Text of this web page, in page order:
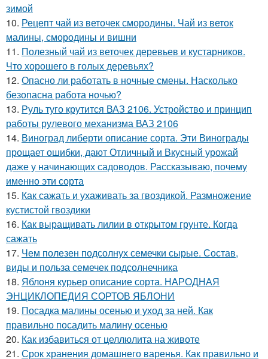
зимой
10. Рецепт чай из веточек смородины. Чай из веток
малины, смородины и вишни
11. Полезный чай из веточек деревьев и кустарников.
Что хорошего в голых деревьях?
12. Опасно ли работать в ночные смены. Насколько
безопасна работа ночью?
13. Руль туго крутится ВАЗ 2106. Устройство и принцип
работы рулевого механизма ВАЗ 2106
14. Виноград либерти описание сорта. Эти Винограды
прощает ошибки, дают Отличный и Вкусный урожай
даже у начинающих садоводов. Рассказываю, почему
именно эти сорта
15. Как сажать и ухаживать за гвоздикой. Размножение
кустистой гвоздики
16. Как выращивать лилии в открытом грунте. Когда
сажать
17. Чем полезен подсолнух семечки сырые. Состав,
виды и польза семечек подсолнечника
18. Яблоня курьер описание сорта. НАРОДНАЯ
ЭНЦИКЛОПЕДИЯ СОРТОВ ЯБЛОНИ
19. Посадка малины осенью и уход за ней. Как
правильно посадить малину осенью
20. Как избавиться от целлюлита на животе
21. Срок хранения домашнего варенья. Как правильно и